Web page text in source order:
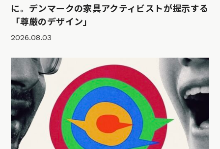
に。デンマークの家具アクティビストが提示する
「尊厳のデザイン」
2026.08.03